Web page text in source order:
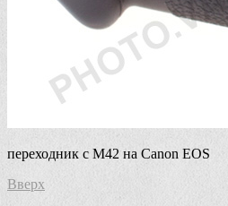
переходник с М42 на Canon EOS
Вверх